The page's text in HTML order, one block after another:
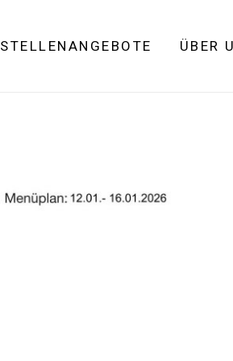
STELLENANGEBOTE ÜBER